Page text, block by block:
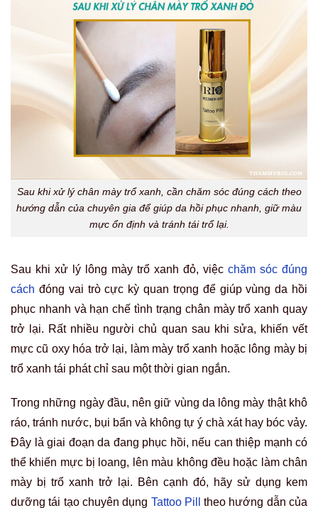
Sau khi xử lý chân mày trổ xanh, cần chăm sóc đúng cách theo
hướng dẫn của chuyên gia để giúp da hồi phục nhanh, giữ màu
mực ổn định và tránh tái trổ lại.
Sau khi xử lý lông mày trổ xanh đỏ, việc chăm sóc đúng
cách đóng vai trò cực kỳ quan trọng để giúp vùng da hồi
phục nhanh và hạn chế tình trạng chân mày trổ xanh quay
trở lại. Rất nhiều người chủ quan sau khi sửa, khiến vết
mực cũ oxy hóa trở lại, làm mày trổ xanh hoặc lông mày bị
trổ xanh tái phát chỉ sau một thời gian ngắn.
Trong những ngày đầu, nên giữ vùng da lông mày thật khô
ráo, tránh nước, bụi bẩn và không tự ý chà xát hay bóc vảy.
Đây là giai đoạn da đang phục hồi, nếu can thiệp mạnh có
thể khiến mực bị loang, lên màu không đều hoặc làm chân
mày bị trổ xanh trở lại. Bên cạnh đó, hãy sử dụng kem
dưỡng tái tạo chuyên dụng Tattoo Pill theo hướng dẫn của